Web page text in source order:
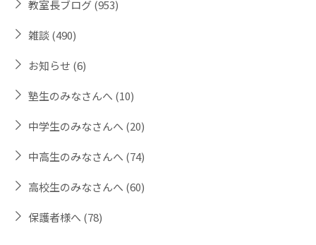
教室長ブログ(953)
雑談(490)
お知らせ (6)
塾生のみなさんへ (10)
中学生のみなさんへ (20)
中高生のみなさんへ (74)
高校生のみなさんへ (60)
保護者様へ (78)